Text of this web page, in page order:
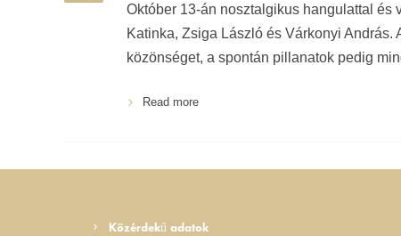
Október 13-án nosztalgikus hangulattal és
Katinka, Zsiga László és Várkonyi András.
közönséget, a spontán pillanatok pedig
Read more
Közérdekű adatok